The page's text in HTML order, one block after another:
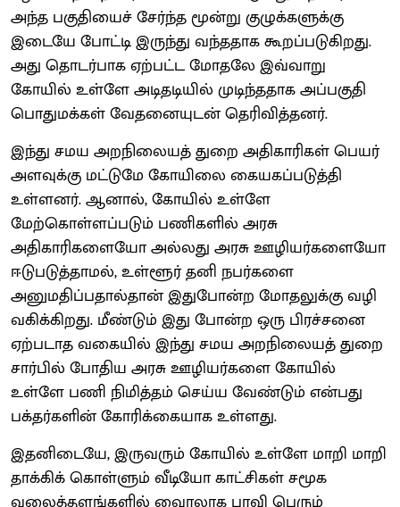
அந்த பகுதியைச் சேர்ந்த மூன்று குழுக்களுக்கு
இடையே போட்டி இருந்து வந்ததாக கூறப்படுகிறது.
அது தொடர்பாக ஏற்பட்ட மோதலே இவ்வாறு
கோயில் உள்ளே அடிதடியில் முடிந்ததாக அப்பகுதி
பொதுமக்கள் வேதனையுடன் தெரிவித்தனர்.
இந்து சமய அறநிலையத் துறை அதிகாரிகள் பெயர்
அளவுக்கு மட்டுமே கோயிலை கையகப்படுத்தி
உள்ளனர். ஆனால், கோயில் உள்ளே
மேற்கொள்ளப்படும் பணிகளில் அரசு
அதிகாரிகளையோ அல்லது அரசு ஊழியர்களையோ
ஈடுபடுத்தாமல், உள்ளூர் தனி நபர்களை
அனுமதிப்பதால்தான் இதுபோன்ற மோதலுக்கு வழி
வகிக்கிறது. மீண்டும் இது போன்ற ஒரு பிரச்சனை
ஏற்படாத வகையில் இந்து சமய அறநிலையத் துறை
சார்பில் போதிய அரசு ஊழியர்களை கோயில்
உள்ளே பணி நிமித்தம் செய்ய வேண்டும் என்பது
பக்தர்களின் கோரிக்கையாக உள்ளது.
இதனிடையே, இருவரும் கோயில் உள்ளே மாறி மாறி
தாக்கிக் கொள்ளும் வீடியோ காட்சிகள் சமூக